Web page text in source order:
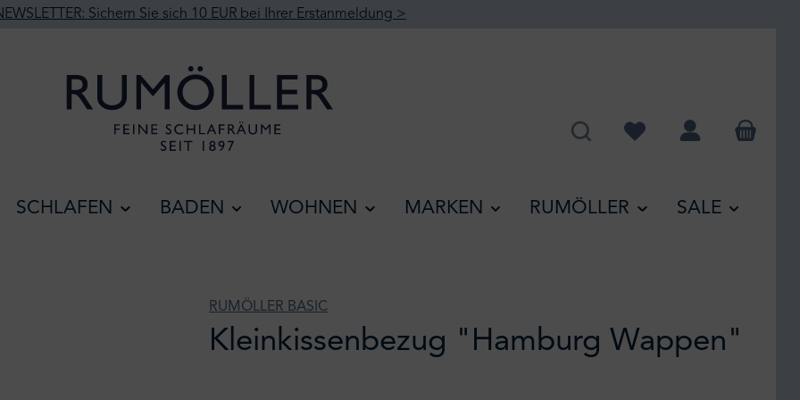
Sichern Sie sich 10 EUR bei Ihrer Erstanmeldung >
Du hast 0 Produkte auf
SCHLAFEN BADEN WOHNEN MARKEN RUMÖLLER SALE
RUMÖLLER BASIC
Kleinkissenbezug "Hamburg Wappen"